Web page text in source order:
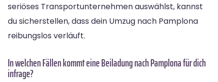
seriöses Transportunternehmen auswählst, kannst
du sicherstellen, dass dein Umzug nach Pamplona
reibungslos verläuft.
In welchen Fällen kommt eine Beiladung nach Pamplona für dich
infrage?